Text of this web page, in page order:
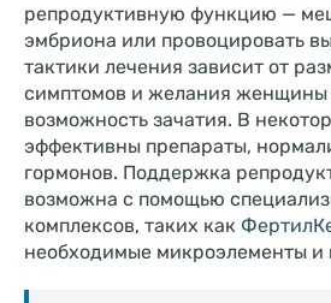
репродуктивную функцию —
эмбриона или провоцировать
тактики лечения зависит от
симптомов и желания женщины
возможность зачатия. В
эффективны препараты,
гормонов. Поддержка
возможна с помощью
комплексов, таких как
необходимые микроэлементы и